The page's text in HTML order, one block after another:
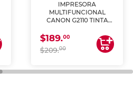
IMPRESORA
MULTIFUNCIONAL
CANON G2110 TINTA
$189.00
$209.00